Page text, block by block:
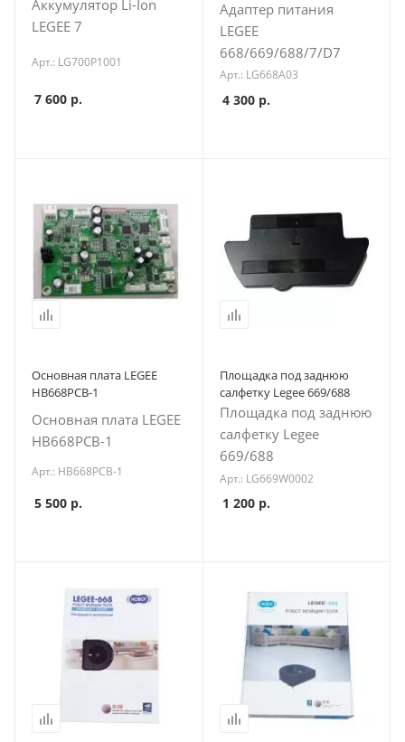
Аккумулятор Li-Ion
LEGEE 7
Арт.: LG700P1001
7 600 р.
Адаптер питания
LEGEE
668/669/688/7/D7
Арт.: LG668A03
4 300р.
Основная плата LEGEE
HB668PCB-1
Основная плата LEGEE
HB668PCB-1
Арт.: HB668PCB-1
5 500 р.
Площадка под заднюю
салфетку Legee 669/688
Площадка под заднюю
салфетку Legee
669/688
Арт.: LG669W0002
1 200р.